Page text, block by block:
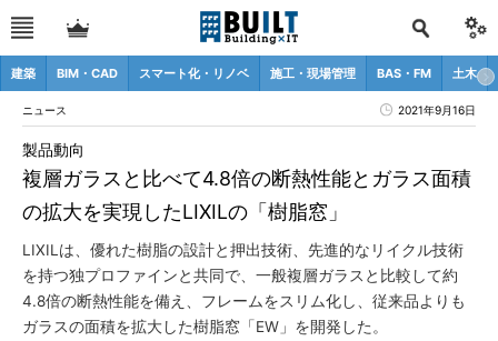
建築 BIM・CAD スマート化・リノベ 施工・現場管理 BAS・FM 土木
ニュース 2021年9月16日
複層ガラスと比べて4.8倍の断熱性能とガラス面積
の拡大を実現したLIXILの「樹脂窓」
製品動向
LIXILは、優れた樹脂の設計と押出技術、先進的なリイクル技術
を持つ独プロファインと共同で、一般複層ガラスと比較して約
4.8倍の断熱性能を備え、フレームをスリム化し、従来品よりも
ガラスの面積を拡大した樹脂窓「EW」を開発した。